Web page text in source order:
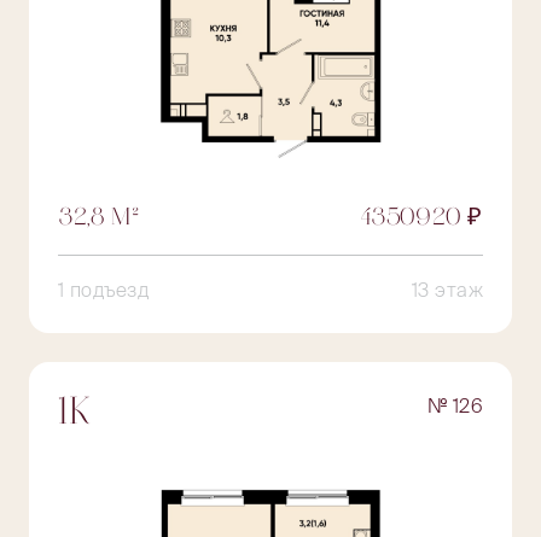
32,8 М² 4350920 ₽
1 подъезд 13 этаж
1К № 126